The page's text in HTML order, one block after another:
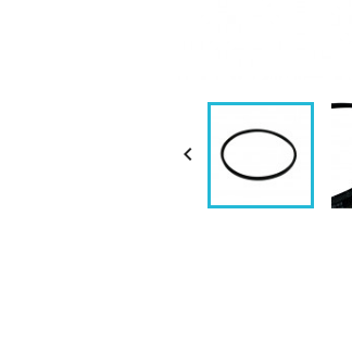
